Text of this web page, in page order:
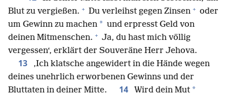
Blut zu vergießen. + Du verleihst gegen Zinsen + oder
um Gewinn zu machen * und erpresst Geld von
deinen Mitmenschen. + Ja, du hast mich völlig
vergessen‘, erklärt der Souveräne Herr Jehova.
13
‚Ich klatsche angewidert in die Hände wegen
deines unehrlich erworbenen Gewinns und der
Bluttaten in deiner Mitte.
14 Wird dein Mut *